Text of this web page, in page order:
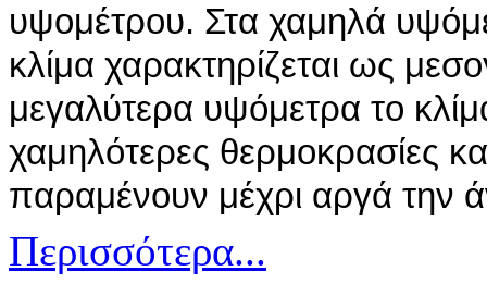
υψομέτρου. Στα χαμηλά
κλίμα χαρακτηρίζεται ως
μεγαλύτερα υψόμετρα το
χαμηλότερες θερμοκρασίες
παραμένουν μέχρι αργά την
Περισσότερα...